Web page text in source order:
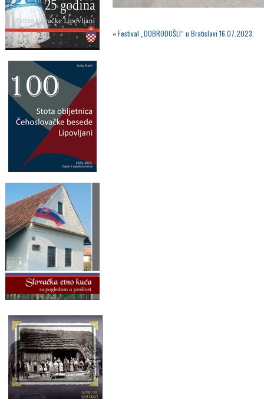
«Festival „DOBRODOŠLI“ u Bratislavi 16.07.2023.